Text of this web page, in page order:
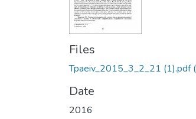
Files
Tpaeiv_2015_3_2_21 (1).pdf
Date
2016